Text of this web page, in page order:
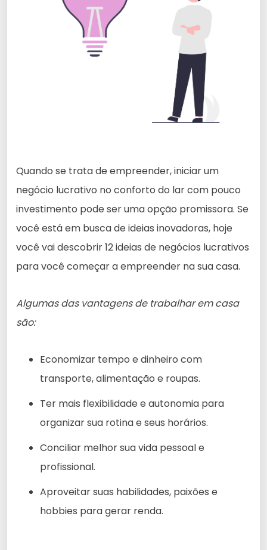
Quando se trata de empreender, iniciar um
negócio lucrativo no conforto do lar com pouco
investimento pode ser uma opção promissora. Se
você está em busca de ideias inovadoras, hoje
você vai descobrir 12 ideias de negócios lucrativos
para você começar a empreender na sua casa.
Algumas das vantagens de trabalhar em casa
são:
Economizar tempo e dinheiro com
transporte, alimentação e roupas.
Ter mais flexibilidade e autonomia para
organizar sua rotina e seus horários.
Conciliar melhor sua vida pessoal e
profissional.
Aproveitar suas habilidades, paixões e
hobbies para gerar renda.